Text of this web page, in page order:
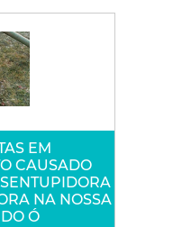
EM
CAUSADO
NA NOSSA
Ó